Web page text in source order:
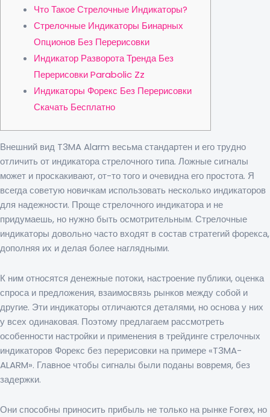
Что Такое Стрелочные Индикаторы?
Стрелочные Индикаторы Бинарных
Опционов Без Перерисовки
Индикатор Разворота Тренда Без
Перерисовки Parabolic Zz
Индикаторы Форекс Без Перерисовки
Скачать Бесплатно
Внешний вид T3MA Alarm весьма стандартен и его трудно
отличить от индикатора стрелочного типа. Ложные сигналы
может и проскакивают, от-то того и очевидна его простота. Я
всегда советую новичкам использовать несколько индикаторов
для надежности. Проще стрелочного индикатора и не
придумаешь, но нужно быть осмотрительным. Стрелочные
индикаторы довольно часто входят в состав стратегий форекса,
дополняя их и делая более наглядными.
К ним относятся денежные потоки, настроение публики, оценка
спроса и предложения, взаимосвязь рынков между собой и
другие. Эти индикаторы отличаются деталями, но основа у них
у всех одинаковая. Поэтому предлагаем рассмотреть
особенности настройки и применения в трейдинге стрелочных
индикаторов Форекс без перерисовки на примере «T3MA-
ALARM». Главное чтобы сигналы были поданы вовремя, без
задержки.
Они способны приносить прибыль не только на рынке Forex, но